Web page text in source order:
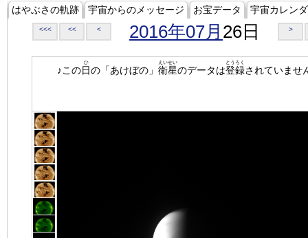
はやぶさの軌跡 宇宙からのメッセージ お宝データ 宇宙カレン
<<< << < 2016年07月 26日 >
♪この日
ひ
の「あけぼの」 衛星
えいせい
のデータは登録
とうろく
されていませ